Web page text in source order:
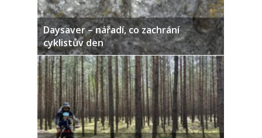
Daysaver – nářadí, co zachrání
cyklistův den